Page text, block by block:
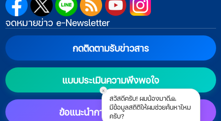
x
สวัสดีครับ! ผมน้องมาดี🙏
มีข้อมูลสถิติให้ผมช่วยค้นหาไหม
ครับ?
จดหมายข่าว e-Newsletter
กดติดตามรับข่าวสาร
แบบประเมินความพึงพอใจ
ข้อแนะนำการตั้งค่าแสดงผล